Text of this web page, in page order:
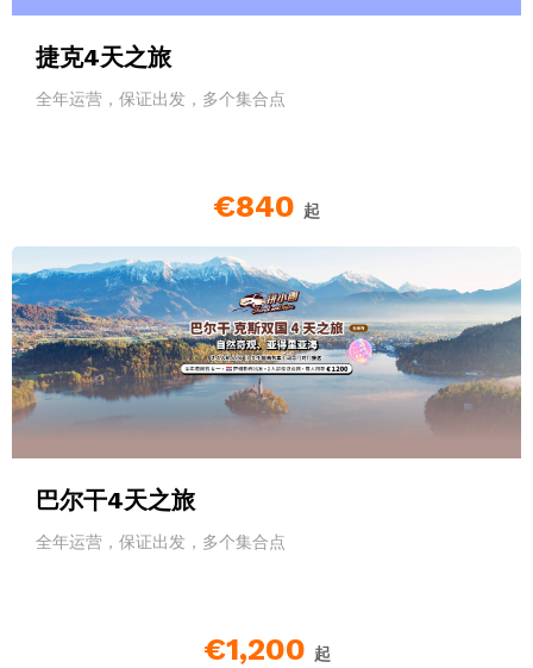
捷克4天之旅
全年运营，保证出发，多个集合点
€840 起
巴尔干4天之旅
全年运营，保证出发，多个集合点
€1,200 起